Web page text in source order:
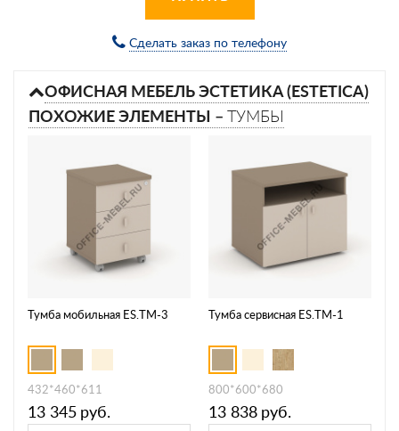
Сделать заказ по телефону
ОФИСНАЯ МЕБЕЛЬ ЭСТЕТИКА (ESTETICA)
ПОХОЖИЕ ЭЛЕМЕНТЫ – ТУМБЫ
Тумба мобильная ES.ТМ-3
432*460*611
13 345 руб.
Тумба сервисная ES.ТМ-1
800*600*680
13 838 руб.